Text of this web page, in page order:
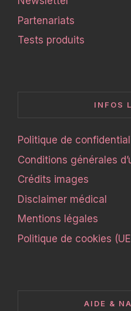
Partenariats
Tests produits
INFOS
Politique de
Conditions générales
Crédits images
Disclaimer médical
Mentions légales
Politique de cookies
AIDE &